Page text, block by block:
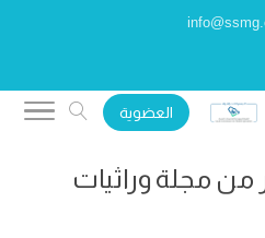
العضوية
من مجلة وراثيات